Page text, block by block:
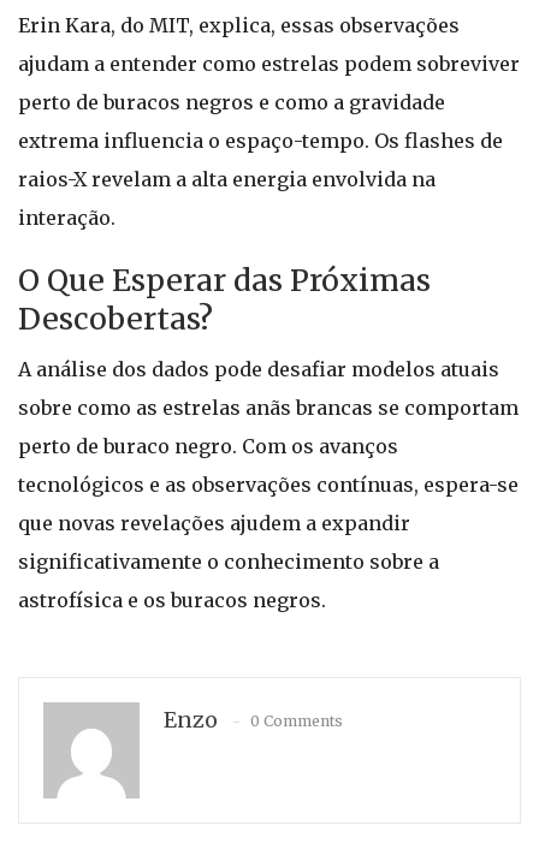
Erin Kara, do MIT, explica, essas observações
ajudam a entender como estrelas podem sobreviver
perto de buracos negros e como a gravidade
extrema influencia o espaço-tempo. Os flashes de
raios-X revelam a alta energia envolvida na
interação.
O Que Esperar das Próximas
Descobertas?
A análise dos dados pode desafiar modelos atuais
sobre como as estrelas anãs brancas se comportam
perto de buraco negro. Com os avanços
tecnológicos e as observações contínuas, espera-se
que novas revelações ajudem a expandir
significativamente o conhecimento sobre a
astrofísica e os buracos negros.
Enzo 0 Comments